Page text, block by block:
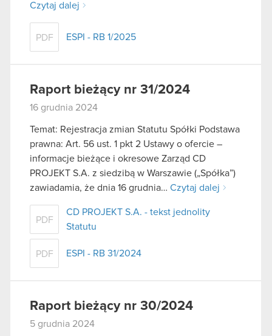
Czytaj dalej
PDF ESPI - RB 1/2025
Raport bieżący nr 31/2024
16 grudnia 2024
Temat: Rejestracja zmian Statutu Spółki Podstawa
prawna: Art. 56 ust. 1 pkt 2 Ustawy o ofercie –
informacje bieżące i okresowe Zarząd CD
PROJEKT S.A. z siedzibą w Warszawie („Spółka”)
zawiadamia, że dnia 16 grudnia… Czytaj dalej
PDF
CD PROJEKT S.A. - tekst jednolity
Statutu
PDF ESPI - RB 31/2024
Raport bieżący nr 30/2024
5 grudnia 2024